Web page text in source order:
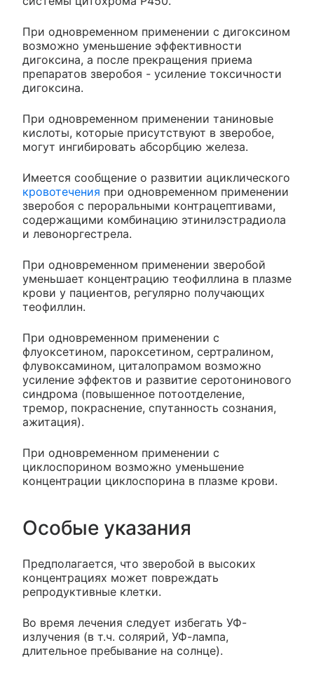
При одновременном применении с дигоксином
возможно уменьшение эффективности
дигоксина, а после прекращения приема
препаратов зверобоя - усиление токсичности
дигоксина.
При одновременном применении таниновые
кислоты, которые присутствуют в зверобое,
могут ингибировать абсорбцию железа.
Имеется сообщение о развитии ациклического
кровотечения при одновременном применении
зверобоя с пероральными контрацептивами,
содержащими комбинацию этинилэстрадиола
и левоноргестрела.
При одновременном применении зверобой
уменьшает концентрацию теофиллина в плазме
крови у пациентов, регулярно получающих
теофиллин.
При одновременном применении с
флуоксетином, пароксетином, сертралином,
флувоксамином, циталопрамом возможно
усиление эффектов и развитие серотонинового
синдрома (повышенное потоотделение,
тремор, покраснение, спутанность сознания,
ажитация).
При одновременном применении с
циклоспорином возможно уменьшение
концентрации циклоспорина в плазме крови.
Особые указания
Предполагается, что зверобой в высоких
концентрациях может повреждать
репродуктивные клетки.
Во время лечения следует избегать УФ-
излучения (в т.ч. солярий, УФ-лампа,
длительное пребывание на солнце).